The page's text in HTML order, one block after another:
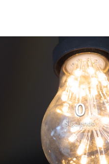
0
Siguiendo